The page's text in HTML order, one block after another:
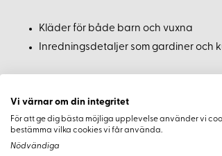
Kläder för både barn och vuxna
Inredningsdetaljer som gardiner och
Minsta köp är 0,5 meter. Vid beställning av
Stadkanten kan variera i kvalitet men
Vi värnar om din integritet
För att ge dig bästa möjliga upplevelse använder vi
bestämma vilka cookies vi får använda.
Nödvändiga